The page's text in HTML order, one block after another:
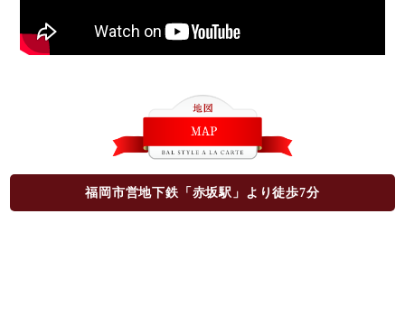
福岡市営地下鉄「赤坂駅」より徒歩7分